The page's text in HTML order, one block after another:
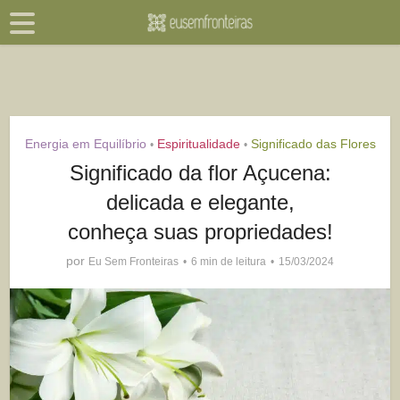
Energia em Equilíbrio • Espiritualidade • Significado das Flores
Significado da flor Açucena:
delicada e elegante,
conheça suas propriedades!
por Eu Sem Fronteiras 6 min de leitura 15/03/2024